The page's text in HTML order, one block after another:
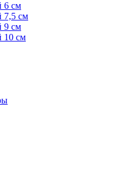
6 см
7,5 см
9 см
10 см